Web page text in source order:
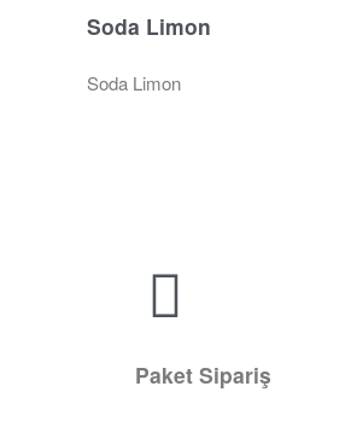
Soda Limon
Soda Limon
Paket Sipariş